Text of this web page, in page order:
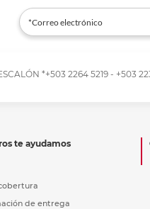
*+503 2264 5219 - +503
te ayudamos
de entrega